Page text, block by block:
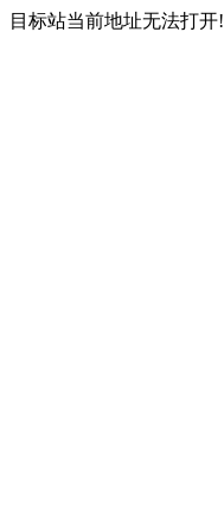
目标站当前地址无法打开!